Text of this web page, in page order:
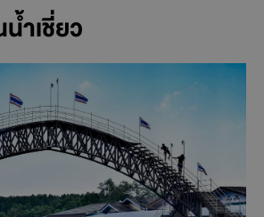
ำเชี่ยว